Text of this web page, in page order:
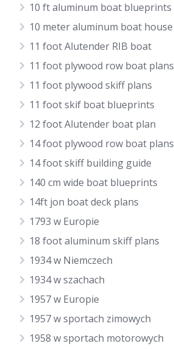
10 ft aluminum boat blueprints
10 meter aluminum boat house
11 foot Alutender RIB boat
11 foot plywood row boat plans
11 foot plywood skiff plans
11 foot skif boat blueprints
12 foot Alutender boat plan
14 foot plywood row boat plans
14 foot skiff building guide
140 cm wide boat blueprints
14ft jon boat deck plans
1793 w Europie
18 foot aluminum skiff plans
1934 w Niemczech
1934 w szachach
1957 w Europie
1957 w sportach zimowych
1958 w sportach motorowych